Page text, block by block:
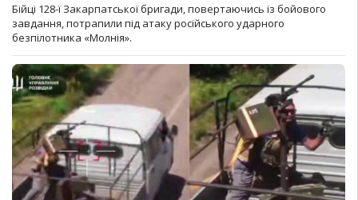
Бійці 128-ї Закарпатської бригади, повертаючись із бойового
завдання, потрапили під атаку російського ударного
безпілотника «Молнія».